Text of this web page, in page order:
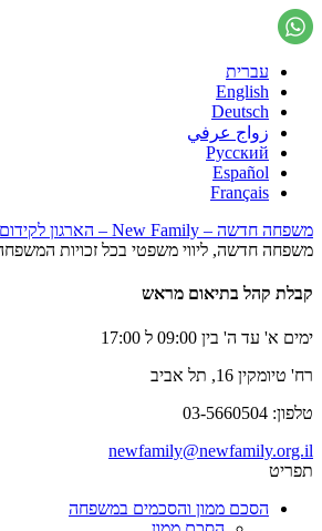
עברית
English
Deutsch
زواج عرفي
Русский
Español
Français
משפחה חדשה – New Family – הארגון לקידום זכויות המשפחה
משפחה חדשה, ליווי משפטי בכל זכויות
קבלת קהל בתיאום מראש
ימים א' עד ה' בין 09:00 ל 17:00
רח' טיומקין 16, תל אביב
טלפון: 03-5660504
newfamily@newfamily.org.il
תפריט
הסכם ממון והסכמים במשפחה